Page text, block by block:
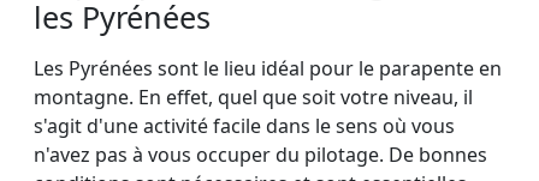
les Pyrénées
Les Pyrénées sont le lieu idéal pour le parapente en
montagne. En effet, quel que soit votre niveau, il
s'agit d'une activité facile dans le sens où vous
n'avez pas à vous occuper du pilotage. De bonnes